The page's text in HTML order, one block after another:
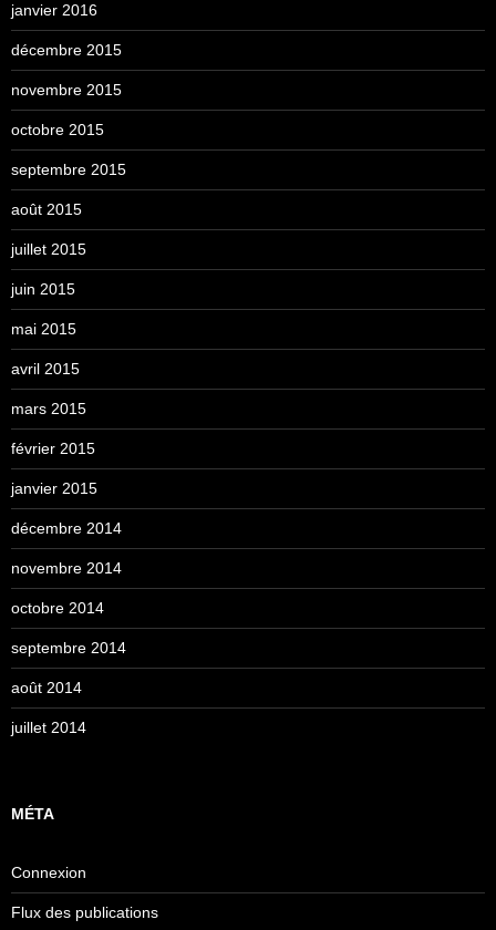
janvier 2016
décembre 2015
novembre 2015
octobre 2015
septembre 2015
août 2015
juillet 2015
juin 2015
mai 2015
avril 2015
mars 2015
février 2015
janvier 2015
décembre 2014
novembre 2014
octobre 2014
septembre 2014
août 2014
juillet 2014
MÉTA
Connexion
Flux des publications